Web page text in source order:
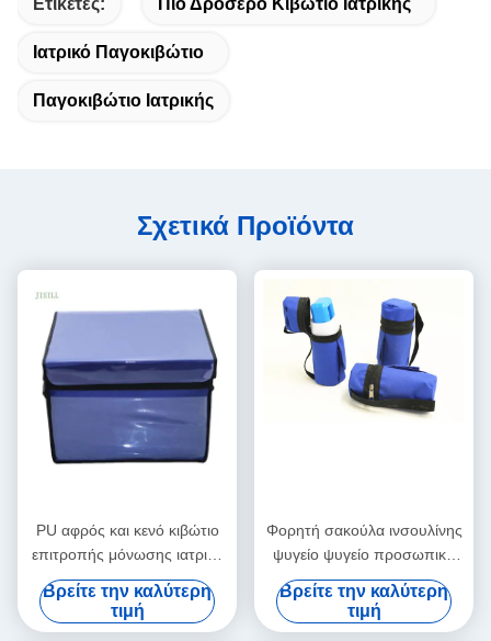
Ετικέτες: Πιό Δροσερό Κιβώτιο Ιατρικής
Ιατρικό Παγοκιβώτιο
Παγοκιβώτιο Ιατρικής
Σχετικά Προϊόντα
PU αφρός και κενό κιβώτιο
επιτροπής μόνωσης ιατρικό
δροσερό για τη μεταφορά
κρύων αλυσίδων
Βρείτε την καλύτερη
τιμή
Φορητή σακούλα ινσουλίνης
ψυγείο ψυγείο προσωπική
φροντίδα με λογότυπο -
Τυπωμένο για τρόφιμα
κατεψυγμένα
Βρείτε την καλύτερη
τιμή